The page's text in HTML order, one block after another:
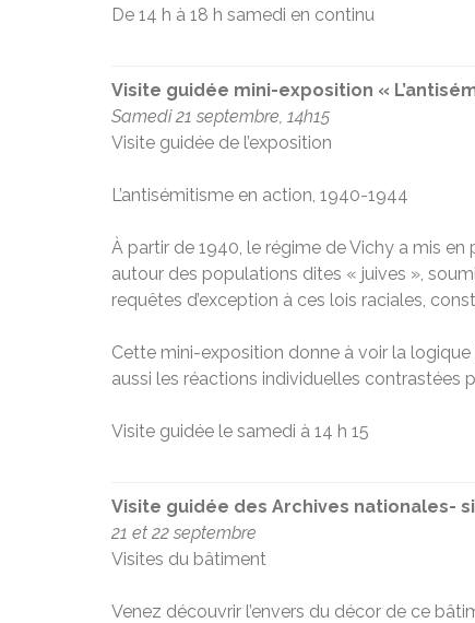
De 14 h à 18 h samedi en continu
Visite guidée mini-exposition «
Samedi 21 septembre, 14h15
Visite guidée de l’exposition
L’antisémitisme en action, 1940-1944
À partir de 1940, le régime de Vichy a mis en
autour des populations dites « juives »,
requêtes d’exception à ces lois raciales,
Cette mini-exposition donne à voir la
aussi les réactions individuelles contrastées
Visite guidée le samedi à 14 h 15
Visite guidée des Archives nationales-
21 et 22 septembre
Visites du bâtiment
Venez découvrir l’envers du décor de ce